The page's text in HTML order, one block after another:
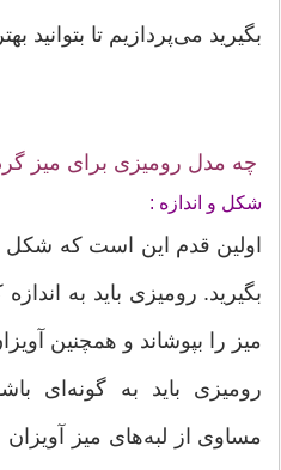
بگیرید می‌پردازیم تا بتوانید
چه مدل رومیزی برای میز
شکل و اندازه :
اولین قدم این است که شکل
بگیرید. رومیزی باید به
میز را بپوشاند و همچنین
رومیزی باید به گونه‌ای
مساوی از لبه‌های میز